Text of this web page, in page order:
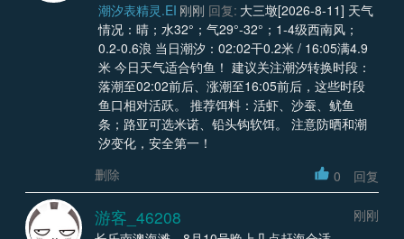
潮汐表精灵.EI 刚刚 回复: 大三墩[2026-8-11] 天气
情况：晴；水32°；气29°-32°；1-4级西南风；
0.2-0.6浪 当日潮汐：02:02干0.2米 / 16:05满4.9
米 今日天气适合钓鱼！ 建议关注潮汐转换时段：
落潮至02:02前后、涨潮至16:05前后，这些时段
鱼口相对活跃。 推荐饵料：活虾、沙蚕、鱿鱼
条；路亚可选米诺、铅头钩软饵。 注意防晒和潮
汐变化，安全第一！
删除
0 回复
游客_46208
刚刚